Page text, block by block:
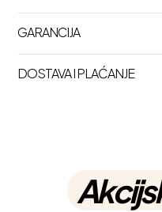
GARANCIJA
DOSTAVA I PLAĆANJE